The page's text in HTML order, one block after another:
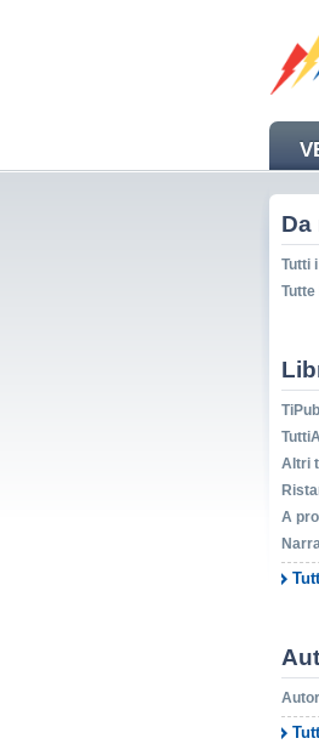
Da
Tutti
Altri
A